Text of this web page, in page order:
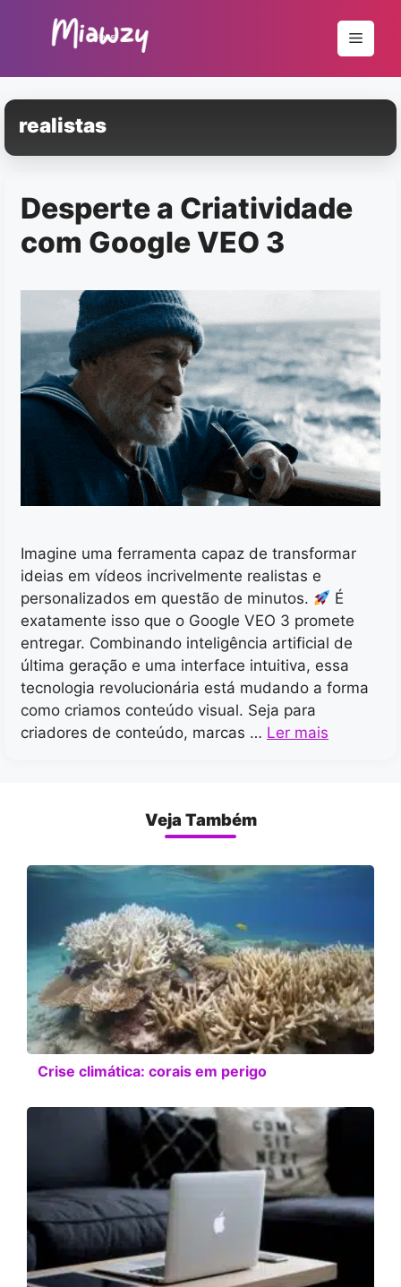
conteúdo
Menu
realistas
Desperte a Criatividade
com Google VEO 3
Imagine uma ferramenta capaz de transformar
ideias em vídeos incrivelmente realistas e
personalizados em questão de minutos.
É
exatamente isso que o Google VEO 3 promete
entregar. Combinando inteligência artificial de
última geração e uma interface intuitiva, essa
tecnologia revolucionária está mudando a forma
como criamos conteúdo visual. Seja para
criadores de conteúdo, marcas … Ler mais
Veja Também
Crise climática: corais em perigo